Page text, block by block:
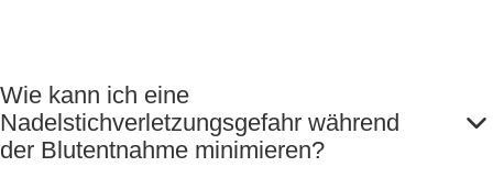
Wie kann ich eine
Nadelstichverletzungsgefahr während
der Blutentnahme minimieren?